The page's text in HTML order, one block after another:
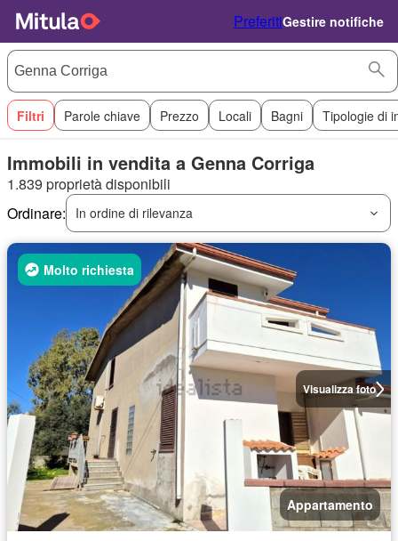
PreferitiGestire notifiche
Filtri Parole chiave Prezzo Locali Bagni Tipologie di
Immobili in vendita a Genna Corriga
1.839 proprietà disponibili
Ordinare:
In ordine di rilevanza
Visualizza foto
Molto richiesta
Appartamento